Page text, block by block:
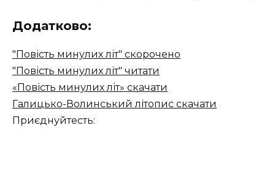
Додатково:
"Повість минулих літ" скорочено
"Повість минулих літ" читати
«Повість минулих літ» скачати
Галицько-Волинський літопис скачати
Приєднуйтесть: